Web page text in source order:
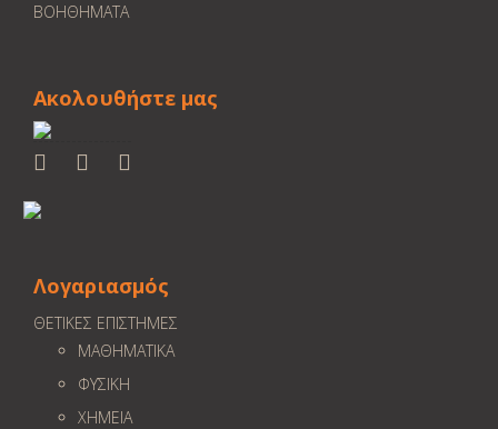
ΒΟΗΘΗΜΑΤΑ
Ακολουθήστε μας
Λογαριασμός
ΘΕΤΙΚΕΣ ΕΠΙΣΤΗΜΕΣ
ΜΑΘΗΜΑΤΙΚΑ
ΦΥΣΙΚΗ
ΧΗΜΕΙΑ